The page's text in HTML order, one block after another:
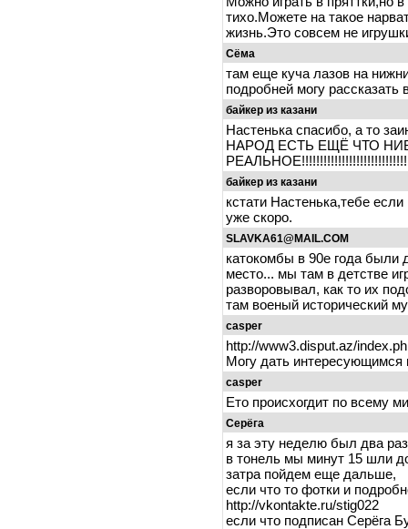
тихо.Можете на такое
жизнь.Это совсем не
Сёма
там еще куча лазов на
подробней могу рассказать
байкер из казани
Настенька спасибо, а то
НАРОД ЕСТЬ ЕЩЁ ЧТО
РЕАЛЬНОЕ!!!!!!!!!!!!!!!!!!!!!!!!!!!!!
байкер из казани
кстати Настенька,тебе
уже скоро.
SLAVKA61@MAIL.COM
катокомбы в 90е года были
место... мы там в детстве
разворовывал, как то их
там военый
casper
http://www3.disput.az/
Могу дать интересующимся
casper
Ето происхогдит по всему
Серёга
я за эту неделю был два
в тонель мы минут 15 шли
затра пойдем еще дальше,
если что то фотки и
http://vkontakte.ru/stig022
если что подписан Серёга